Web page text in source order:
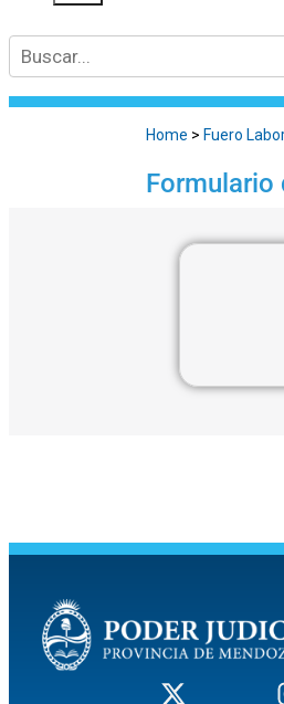
Home > Fuero
Formulario